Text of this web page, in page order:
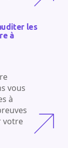
les
à
vous
à
votre